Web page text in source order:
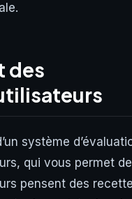
des
système
qui vous permet de
pensent des